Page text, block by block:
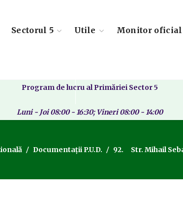
Sectorul 5 Utile Monitor
Program de lucru al Primăriei Sector 5
Luni - Joi 08:00 - 16:30; Vineri 08:00 - 14:00
Documentații P.U.D. 92. Str. Mihail